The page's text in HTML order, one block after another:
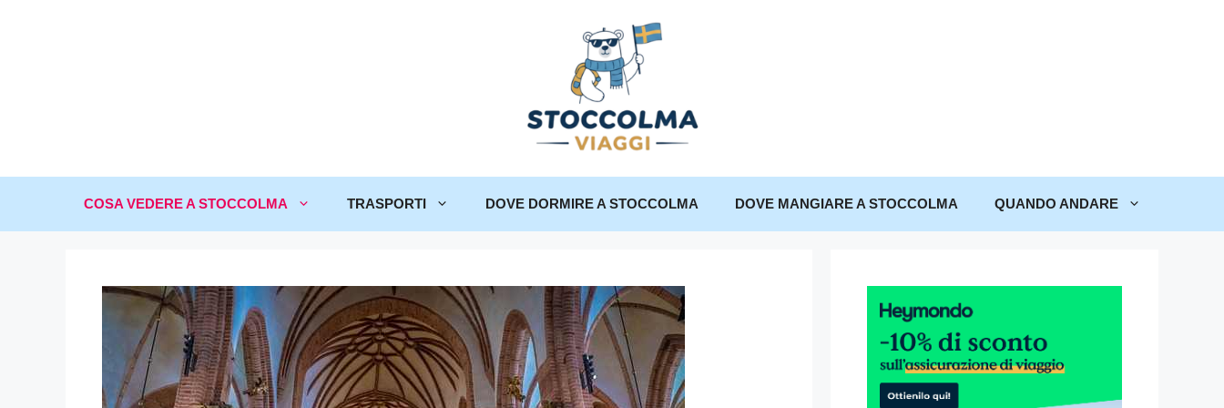
COSA VEDERE A STOCCOLMA TRASPORTI DOVE DORMIRE A STOCCOLMA DOVE MANGIARE A STOCCOLMA QUANDO ANDARE